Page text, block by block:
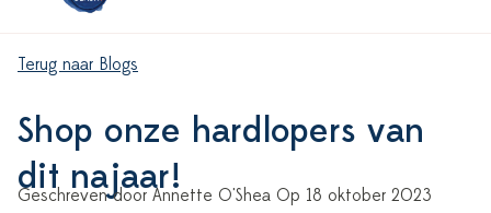
Terug naar Blogs
Shop onze hardlopers van
dit najaar!
Geschreven door Annette O'Shea Op 18 oktober 2023